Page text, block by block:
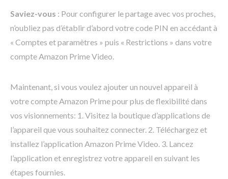
Saviez-vous : Pour configurer le partage avec vos proches,
n’oubliez pas d’établir d’abord votre code PIN en accédant à
« Comptes et paramètres » puis « Restrictions » dans votre
compte Amazon Prime Video.
Maintenant, si vous voulez ajouter un nouvel appareil à
votre compte Amazon Prime pour plus de flexibilité dans
vos visionnements: 1. Visitez la boutique d’applications de
l’appareil que vous souhaitez connecter. 2. Téléchargez et
installez l’application Amazon Prime Video. 3. Lancez
l’application et enregistrez votre appareil en suivant les
étapes fournies.